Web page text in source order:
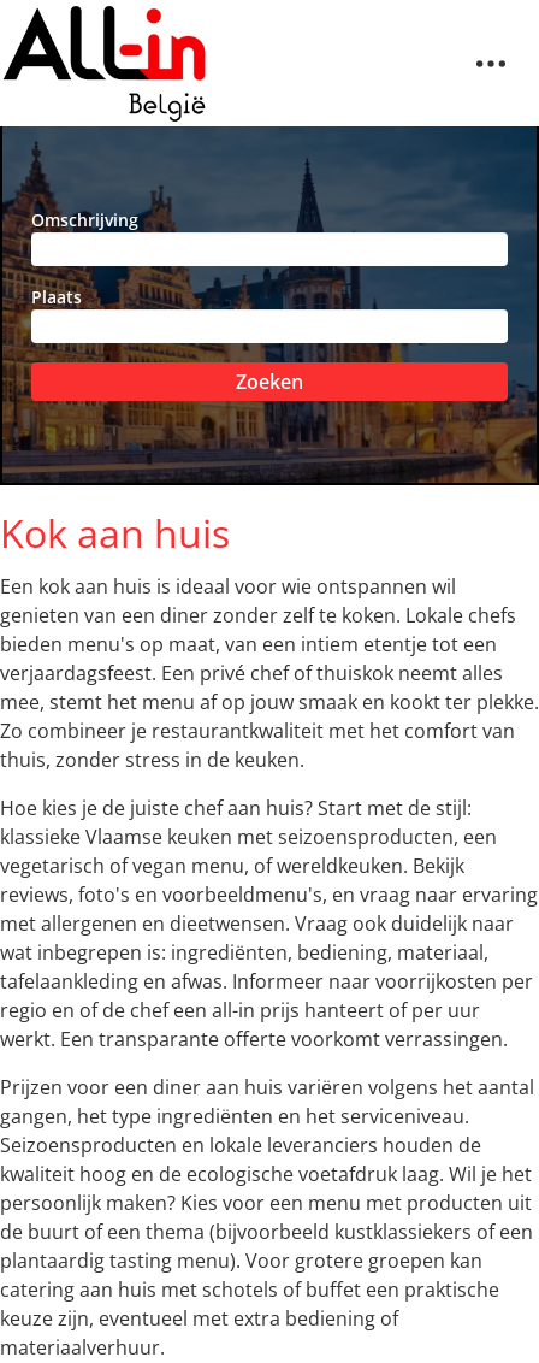
Omschrijving
Plaats
Zoeken
Kok aan huis
Een kok aan huis is ideaal voor wie ontspannen wil
genieten van een diner zonder zelf te koken. Lokale chefs
bieden menu's op maat, van een intiem etentje tot een
verjaardagsfeest. Een privé chef of thuiskok neemt alles
mee, stemt het menu af op jouw smaak en kookt ter plekke.
Zo combineer je restaurantkwaliteit met het comfort van
thuis, zonder stress in de keuken.
Hoe kies je de juiste chef aan huis? Start met de stijl:
klassieke Vlaamse keuken met seizoensproducten, een
vegetarisch of vegan menu, of wereldkeuken. Bekijk
reviews, foto's en voorbeeldmenu's, en vraag naar ervaring
met allergenen en dieetwensen. Vraag ook duidelijk naar
wat inbegrepen is: ingrediënten, bediening, materiaal,
tafelaankleding en afwas. Informeer naar voorrijkosten per
regio en of de chef een all-in prijs hanteert of per uur
werkt. Een transparante offerte voorkomt verrassingen.
Prijzen voor een diner aan huis variëren volgens het aantal
gangen, het type ingrediënten en het serviceniveau.
Seizoensproducten en lokale leveranciers houden de
kwaliteit hoog en de ecologische voetafdruk laag. Wil je het
persoonlijk maken? Kies voor een menu met producten uit
de buurt of een thema (bijvoorbeeld kustklassiekers of een
plantaardig tasting menu). Voor grotere groepen kan
catering aan huis met schotels of buffet een praktische
keuze zijn, eventueel met extra bediening of
materiaalverhuur.